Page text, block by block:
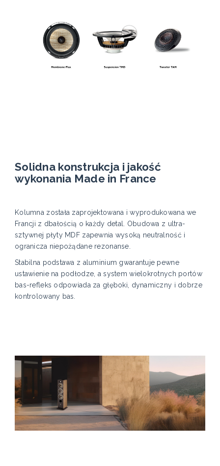
Solidna konstrukcja i jakość
wykonania Made in France
Kolumna została zaprojektowana i wyprodukowana we
Francji z dbałością o każdy detal. Obudowa z ultra-
sztywnej płyty MDF zapewnia wysoką neutralność i
ogranicza niepożądane rezonanse.
Stabilna podstawa z aluminium gwarantuje pewne
ustawienie na podłodze, a system wielokrotnych portów
bas-refleks odpowiada za głęboki, dynamiczny i dobrze
kontrolowany bas.